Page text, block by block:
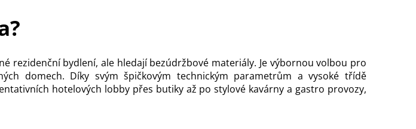
bydlení, ale hledají bezúdržbové materiály. Je výbornou volbou pro
domech. Díky svým špičkovým technickým parametrům a vysoké třídě
hotelových lobby přes butiky až po stylové kavárny a gastro provozy,